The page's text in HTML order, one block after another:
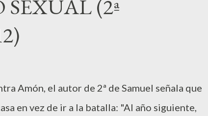
por la cabeza. Había sido violada de
la virginidad y por tanto el poder ser
relaciones con otros reinos. Tamar, por
de soportar la agresión, no disponía del
pensar en o...
(2ª
Amón, el autor de 2ª de Samuel señala que
en vez de ir a la batalla: "Al año siguiente,